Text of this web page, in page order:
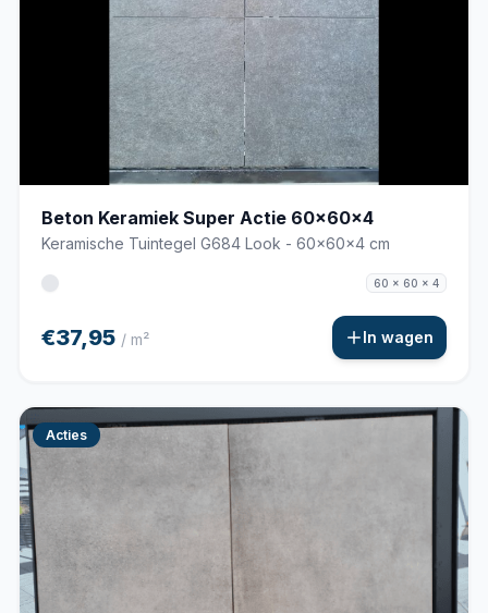
Beton Keramiek Super Actie 60x60x4
Keramische Tuintegel G684 Look - 60x60x4 cm
60 x 60 x 4
€37,95 / m² In wagen
Acties